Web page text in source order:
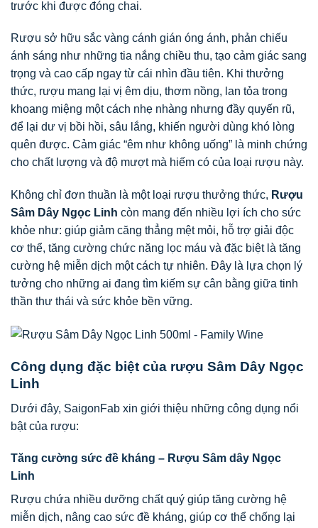
trước khi được đóng chai.
Rượu sở hữu sắc vàng cánh gián óng ánh, phản chiếu
ánh sáng như những tia nắng chiều thu, tạo cảm giác sang
trọng và cao cấp ngay từ cái nhìn đầu tiên. Khi thưởng
thức, rượu mang lại vị êm dịu, thơm nồng, lan tỏa trong
khoang miệng một cách nhẹ nhàng nhưng đầy quyến rũ,
để lại dư vị bồi hồi, sâu lắng, khiến người dùng khó lòng
quên được. Cảm giác “êm như không uống” là minh chứng
cho chất lượng và độ mượt mà hiếm có của loại rượu này.
Không chỉ đơn thuần là một loại rượu thưởng thức, Rượu
Sâm Dây Ngọc Linh còn mang đến nhiều lợi ích cho sức
khỏe như: giúp giảm căng thẳng mệt mỏi, hỗ trợ giải độc
cơ thể, tăng cường chức năng lọc máu và đặc biệt là tăng
cường hệ miễn dịch một cách tự nhiên. Đây là lựa chọn lý
tưởng cho những ai đang tìm kiếm sự cân bằng giữa tinh
thần thư thái và sức khỏe bền vững.
Công dụng đặc biệt của rượu Sâm Dây Ngọc
Linh
Dưới đây, SaigonFab xin giới thiệu những công dụng nổi
bật của rượu:
Tăng cường sức đề kháng – Rượu Sâm dây Ngọc
Linh
Rượu chứa nhiều dưỡng chất quý giúp tăng cường hệ
miễn dịch, nâng cao sức đề kháng, giúp cơ thể chống lại